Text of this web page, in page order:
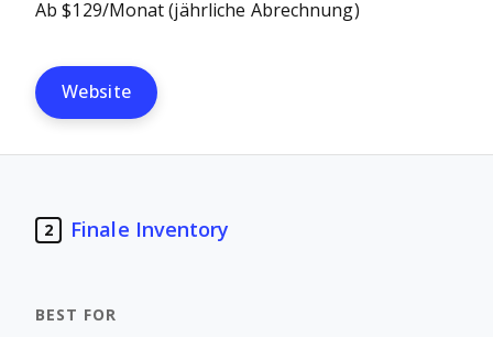
Ab $129/Monat (jährliche Abrechnung)
Website
2 Finale Inventory